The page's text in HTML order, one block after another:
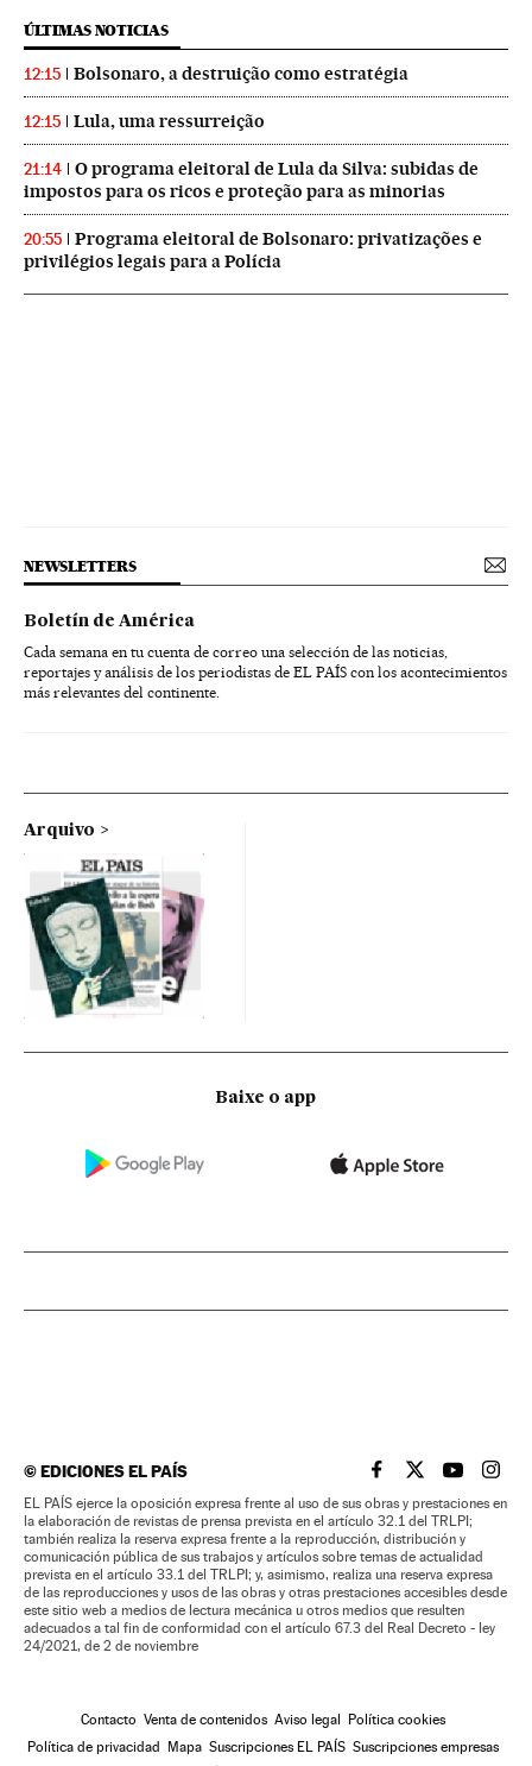
ÚLTIMAS NOTICIAS
12:15 Bolsonaro, a destruição como estratégia
12:15 Lula, uma ressurreição
21:14
O programa eleitoral de Lula da Silva: subidas de
impostos para os ricos e proteção para as minorias
20:55
Programa eleitoral de Bolsonaro: privatizações e
privilégios legais para a Polícia
NEWSLETTERS
Boletín de América
Cada semana en tu cuenta de correo una selección de las noticias,
reportajes y análisis de los periodistas de EL PAÍS con los acontecimientos
más relevantes del continente.
Arquivo
Baixe o app
©EDICIONES EL PAÍS EL PAÍS BRASIL EN
EL PAÍSEL PAÍS
EL
EL PAÍS ejerce la oposición expresa frente al uso de sus obras y prestaciones en
la elaboración de revistas de prensa prevista en el artículo 32.1 del TRLPI;
también realiza la reserva expresa frente a la reproducción, distribución y
comunicación pública de sus trabajos y artículos sobre temas de actualidad
prevista en el artículo 33.1 del TRLPI; y, asimismo, realiza una reserva expresa
de las reproducciones y usos de las obras y otras prestaciones accesibles desde
este sitio web a medios de lectura mecánica u otros medios que resulten
adecuados a tal fin de conformidad con el artículo 67.3 del Real Decreto - ley
24/2021, de 2 de noviembre
Contacto Venta de contenidos Aviso legal Política cookies
Política de privacidad Mapa Suscripciones EL PAÍS Suscripciones empresas